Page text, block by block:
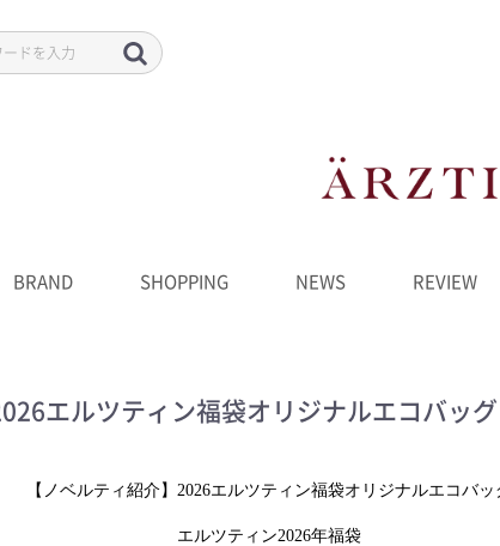
BRAND SHOPPING NEWS REVIEW
エルツティン福袋オリジナルエコバッグ
【ノベルティ紹介】 2026エルツティン福袋オリジナルエコバッ
エルツティン2026年福袋